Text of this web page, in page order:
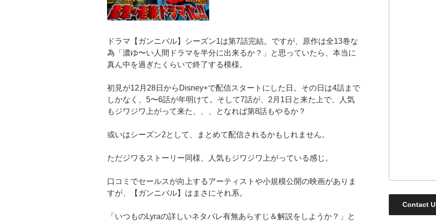
全
保
版”
の
ドラマ【ガンニバル】シーズン1は第7話完結。ですが、原作は全13巻な
為「濃ゆ〜い人間ドラマを半分に出来るか？」と思っていたら、本当に
真ん中を過ぎたくらいで終了する模様。
初見が12月28日からDisney+で配信スタートにした日。その日は4話まで
しかなく、5〜6話が年明けて。そして7話が、2月1日と来た上で、人気
もジワジワ上がって来た、、、となれば第8話もやるか？
或いはシーズン2として、まとめて配信されるかもしれません。
ただジワるストーリー同様、人気もジワジワ上がっている感じ。
口コミでセールスが向上するアーティストや小規模公開の映画がありま
すが、【ガンニバル】はまさにそれ系。
「いつものLyraの詳しいネタバレ有無あらすじ＆解説をしようか？」と
Contact